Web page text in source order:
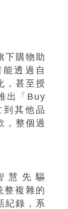
下購物助
透過自
，甚至授
出「Buy
其他品
，整個過
慧先驅
整複雜的
紀錄，系